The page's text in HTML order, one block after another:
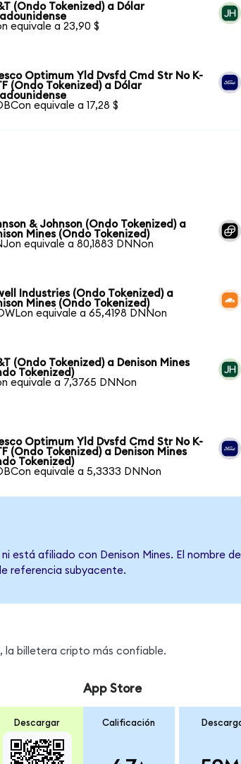
(Ondo Tokenized) a Dólar
equivale a 23,90 $
Optimum Yld Dvsfd Cmd Str No K-
(Ondo Tokenized) a Dólar
equivale a 17,28 $
& Johnson (Ondo Tokenized) a
Mines (Ondo Tokenized)
equivale a 80,1883 DNNon
Industries (Ondo Tokenized) a
Mines (Ondo Tokenized)
equivale a 65,4198 DNNon
(Ondo Tokenized) a Denison Mines
Tokenized)
equivale a 7,3765 DNNon
Optimum Yld Dvsfd Cmd Str No K-
(Ondo Tokenized) a Denison Mines
Tokenized)
equivale a 5,3333 DNNon
está afiliado con Denison Mines. El nombre
referencia subyacente.
la billetera cripto más confiable.
Descargar
App Store
Calificación